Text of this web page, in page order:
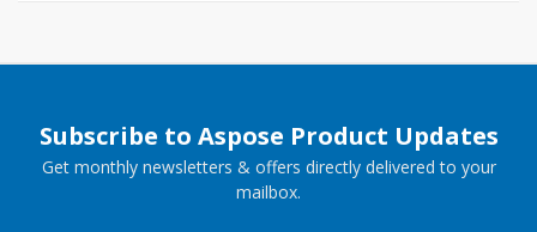
Subscribe to Aspose Product Updates
Get monthly newsletters & offers directly delivered to your
mailbox.